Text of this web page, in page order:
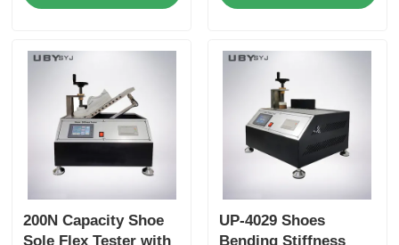
and 30±1 mm Bottle
Leather and Textile
EN ISO 20344 SATRA
200N Capacity Shoe
Sole Flex Tester with
UP-4029 Shoes
Bending Stiffness